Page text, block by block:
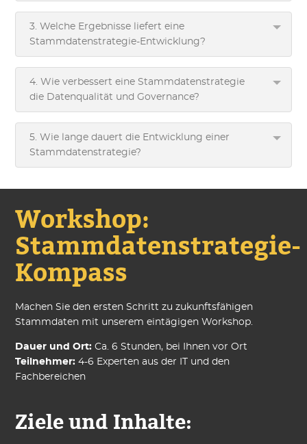
3. Welche Ergebnisse liefert eine
Stammdatenstrategie-Entwicklung?
4. Wie verbessert eine Stammdatenstrategie
die Datenqualität und Governance?
5. Wie lange dauert die Entwicklung einer
Stammdatenstrategie?
Workshop:
Stammdatenstrategie-
Kompass
Machen Sie den ersten Schritt zu zukunftsfähigen
Stammdaten mit unserem eintägigen Workshop.
Dauer und Ort:Ca. 6 Stunden, bei Ihnen vor Ort
Teilnehmer:4-6 Experten aus der IT und den
Fachbereichen
Ziele und Inhalte: